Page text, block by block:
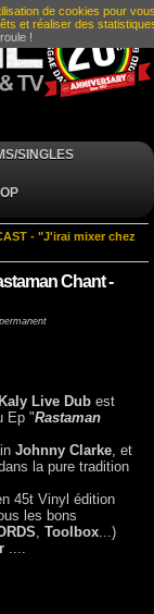
SINGLES
- "J'irai mixer chez
Chant -
Kaly Live Dub est
Ep "Rastaman
Johnny Clarke, et
la pure tradition
45t Vinyl édition
les bons
, Toolbox...)
....
de cookies pour
et réaliser des
!